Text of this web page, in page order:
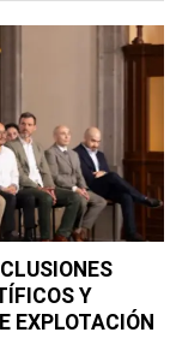
Y
EXPLOTACIÓN